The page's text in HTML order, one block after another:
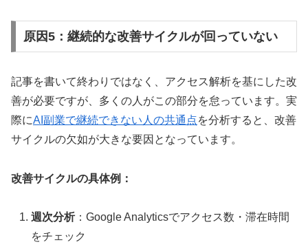
原因5：継続的な改善サイクルが回っていない
記事を書いて終わりではなく、アクセス解析を基にした改
善が必要ですが、多くの人がこの部分を怠っています。実
際にAI副業で継続できない人の共通点を分析すると、改善
サイクルの欠如が大きな要因となっています。
改善サイクルの具体例：
週次分析：Google Analyticsでアクセス数・滞在時間
をチェック